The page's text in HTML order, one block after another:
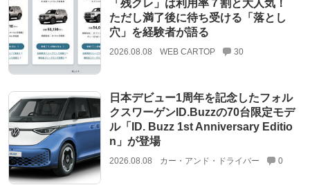
「残クレ」は利用率７割と大人気！
ただし満了後に待ち受ける「落とし
穴」を経験者が語る
2026.08.08 WEB CARTOP 30
日本デビュー1周年を記念したフォル
クスワーゲンID.Buzzの70台限定モデ
ル「ID. Buzz 1st Anniversary Editio
n」が登場
2026.08.08 カー・アンド・ドライバー 0